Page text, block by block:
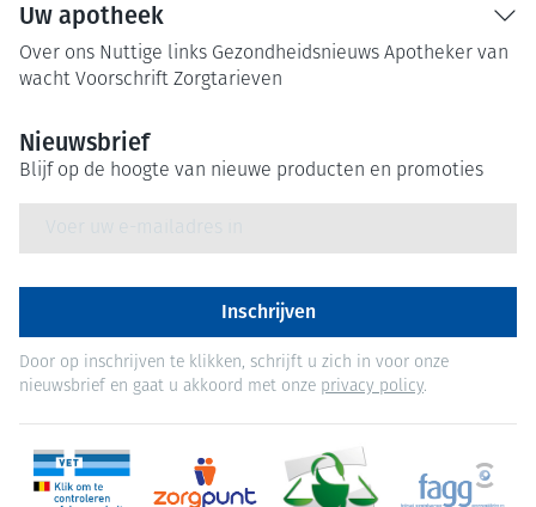
Uw apotheek
Over ons Nuttige links Gezondheidsnieuws Apotheker van
wacht Voorschrift Zorgtarieven
Nieuwsbrief
Blijf op de hoogte van nieuwe producten en promoties
Inschrijven
Door op inschrijven te klikken, schrijft u zich in voor onze
nieuwsbrief en gaat u akkoord met onze privacy policy.